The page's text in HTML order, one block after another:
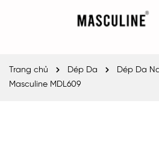
Trang chủ Dép Da
Dép Da
Masculine MDL609